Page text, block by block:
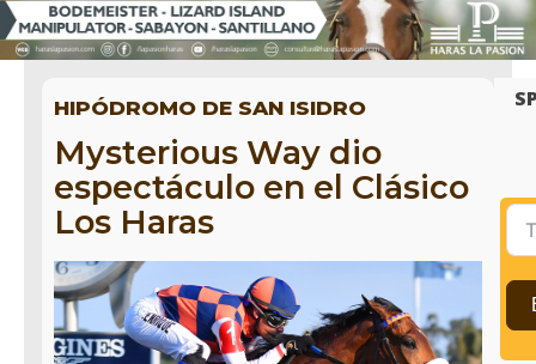
HIPÓDROMO DE SAN ISIDRO
Mysterious Way dio
espectáculo en el Clásico
Los Haras